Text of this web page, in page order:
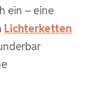
ein – eine
Lichterketten